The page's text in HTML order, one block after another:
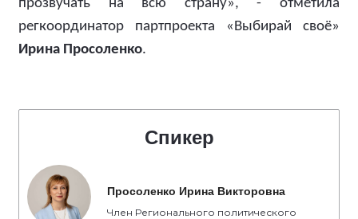
прозвучать на всю страну», - отметила
регкоординатор партпроекта «Выбирай своё»
Ирина Просоленко.
Спикер
Просоленко Ирина Викторовна
Член Регионального политического